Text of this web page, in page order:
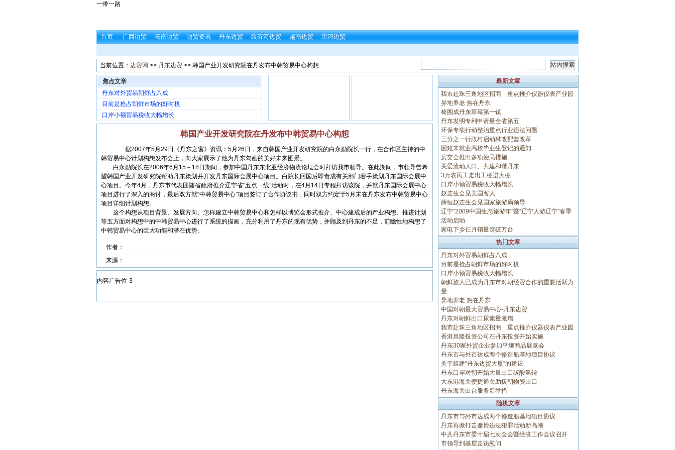
一带一路
首页 广西边贸 云南边贸 边贸资讯 丹东边贸 绥芬河边贸 越南边贸 黑河边贸
当前位置： 边贸网 >> 丹东边贸 >> 韩国产业开发研究院在丹发布中韩贸易中心构想
焦点文章
丹东对外贸易朝鲜占八成
目前是抢占朝鲜市场的好时机
口岸小额贸易税收大幅增长
韩国产业开发研究院在丹发布中韩贸易中心构想
据2007年5月29日《丹东之窗》资讯：5月26日，来自韩国产业开发研究院的白永勋院长一行，在合作区主持的中
韩贸易中心计划构想发布会上，向大家展示了他为丹东勾画的美好未来图景。
白永勋院长在2006年6月15－18日期间，参加中国丹东东北亚经济物流论坛会时拜访我市领导。在此期间，市领导曾希
望韩国产业开发研究院帮助丹东策划并开发丹东国际会展中心项目。白院长回国后即责成有关部门着手策划丹东国际会展中
心项目。今年4月，丹东市代表团随省政府推介辽宁省“五点一线”活动时，在4月14日专程拜访该院，并就丹东国际会展中心
项目进行了深入的商讨，最后双方就“中韩贸易中心”项目签订了合作协议书，同时双方约定于5月末在丹东发布中韩贸易中心
项目详细计划构想。
这个构想从项目背景、发展方向、怎样建立中韩贸易中心和怎样以博览会形式推介、中心建成后的产业构想、推进计划
等五方面对构想中的中韩贸易中心进行了系统的描画，充分利用了丹东的现有优势，并顾及到丹东的不足，前瞻性地构想了
中韩贸易中心的巨大功能和潜在优势。
作者：
来源：
内容广告位-3
最新文章
我市赴珠三角地区招商 重点推介仪器仪表产业园
异地养老 热在丹东
椅圈成丹东草莓第一镇
丹东发明专利申请量全省第五
环保专项行动整治重点行业违法问题
三分之一行政村启动林改配套改革
困难未就业高校毕业生登记的通知
房交会推出多项便民措施
关爱流动人口、共建和谐丹东
3万农民工走出工棚进大棚
口岸小额贸易税收大幅增长
赵连生会见美国客人
薛恒赵连生会见国家旅游局领导
辽宁“2009中国生态旅游年”暨“辽宁人游辽宁”春季
活动启动
家电下乡仨月销量突破万台
热门文章
丹东对外贸易朝鲜占八成
目前是抢占朝鲜市场的好时机
口岸小额贸易税收大幅增长
朝鲜族人已成为丹东市对朝经贸合作的重要活跃力
量
异地养老 热在丹东
中国对朝最大贸易中心-丹东边贸
丹东对朝鲜出口尿素量激增
我市赴珠三角地区招商 重点推介仪器仪表产业园
香港昌隆投资公司在丹东投资开始实施
丹东30家外贸企业参加平壤商品展览会
丹东市与外市达成两个修造船基地项目协议
关于组建“丹东边贸大厦”的建议
丹东口岸对朝开始大量出口碳酸氢铵
大东港海关便捷通关助援朝物资出口
丹东海关出台服务新举措
随机文章
丹东市与外市达成两个修造船基地项目协议
丹东再掀打击赌博违法犯罪活动新高潮
中共丹东市委十届七次全会暨经济工作会议召开
市领导到基层走访慰问